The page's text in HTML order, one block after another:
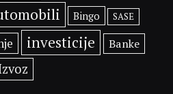
Bingo SASE
investicije Banke